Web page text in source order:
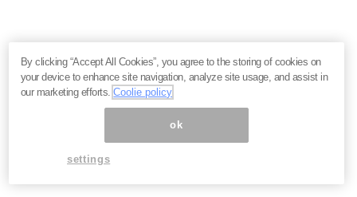
By clicking “Accept All Cookies”, you agree to the storing of cookies on
your device to enhance site navigation, analyze site usage, and assist in
our marketing efforts.Coolie policy
ok
settings